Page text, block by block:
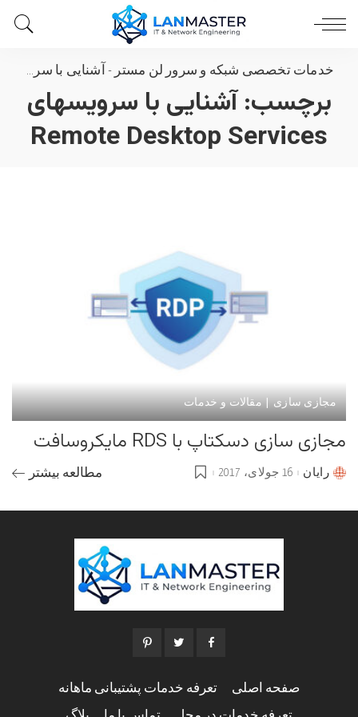
خدمات تخصصی شبکه و سرور لن مستر - آشنایی با سرویسهای Remote Desktop Services
برچسب:آشنایی با سرویسهای
Remote Desktop Services
مجازی سازی | مقالات و خدمات
مجازی سازی دسکتاپ با RDS مایکروسافت
Postedرایان 16 جولای، 2017 مطالعه بیشتر
صفحه اصلی تعرفه خدمات پشتیبانی ماهانه